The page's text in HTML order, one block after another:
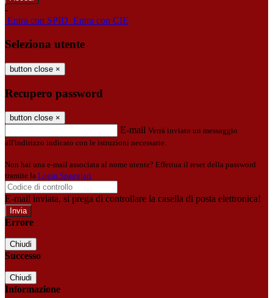
-
Entra con SPID Entra con CIE
Seleziona utente
button close ×
Recupero password
button close ×
E-mail Verrà inviato un messaggio
all'indirizzo indicato con le istruzioni necessarie.
Non hai una e-mail associata al nome utente? Effettua il reset della password
tramite la Login Spaggiari
E-mail inviata, si prega di controllare la casella di posta elettronica!
Errore
Chiudi
Successo
Chiudi
Informazione